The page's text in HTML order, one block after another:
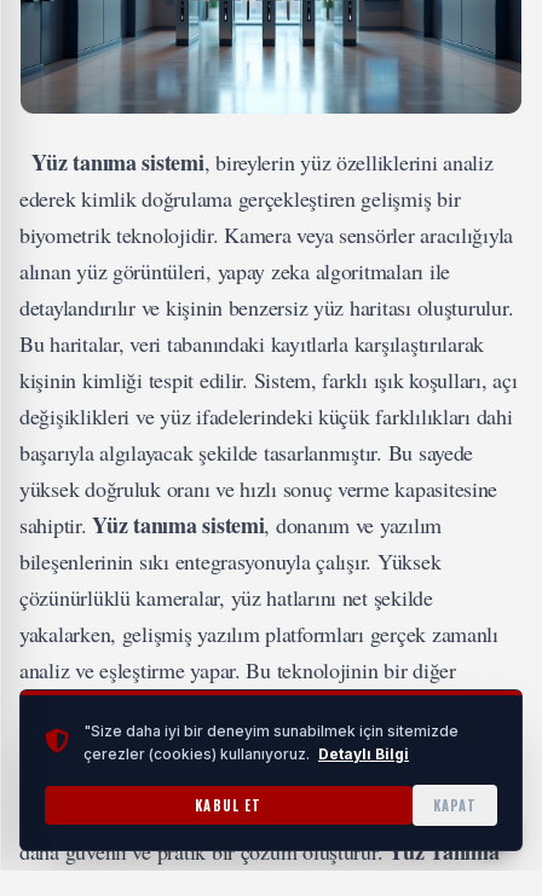
Yüz tanıma sistemi, bireylerin yüz özelliklerini analiz
ederek kimlik doğrulama gerçekleştiren gelişmiş bir
biyometrik teknolojidir. Kamera veya sensörler aracılığıyla
alınan yüz görüntüleri, yapay zeka algoritmaları ile
detaylandırılır ve kişinin benzersiz yüz haritası oluşturulur.
Bu haritalar, veri tabanındaki kayıtlarla karşılaştırılarak
kişinin kimliği tespit edilir. Sistem, farklı ışık koşulları, açı
değişiklikleri ve yüz ifadelerindeki küçük farklılıkları dahi
başarıyla algılayacak şekilde tasarlanmıştır. Bu sayede
yüksek doğruluk oranı ve hızlı sonuç verme kapasitesine
sahiptir. Yüz tanıma sistemi, donanım ve yazılım
bileşenlerinin sıkı entegrasyonuyla çalışır. Yüksek
çözünürlüklü kameralar, yüz hatlarını net şekilde
yakalarken, gelişmiş yazılım platformları gerçek zamanlı
analiz ve eşleştirme yapar. Bu teknolojinin bir diğer
olmadan doğrulanabilmesidir. Bu, hem kullanım kolaylığı
sağlar hem de hijyenik bir geçiş kontrolü sunar. Böylece,
sistemler fiziksel anahtar, kart veya parolalara kıyasla çok
daha güvenli ve pratik bir çözüm oluşturur.Yüz Tanıma
"Size daha iyi bir deneyim sunabilmek için sitemizde
çerezler (cookies) kullanıyoruz. Detaylı Bilgi
KABUL ET KAPAT